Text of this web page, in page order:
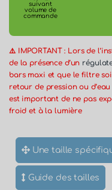
suivant
volume de
commande
⚠️ IMPORTANT : Lors de
de la présence d’un
bars maxi et que le filtre
retour de pression ou
est important de ne pas
froid et à la lumière
Une taille
Guide des tailles